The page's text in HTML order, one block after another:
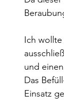
Ich
und
Das
Einsatz